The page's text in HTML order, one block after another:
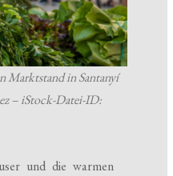
Marktstand in Santanyí
– iStock-Datei-ID:
und die warmen